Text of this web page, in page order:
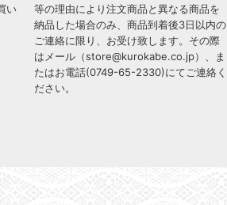
い
等の理由により注文商品と異なる商品を
納品した場合のみ、商品到着後3日以内の
ご連絡に限り、お受け致します。その際
はメール（store@kurokabe.co.jp）、ま
たはお電話(0749-65-2330)にてご連絡く
ださい。